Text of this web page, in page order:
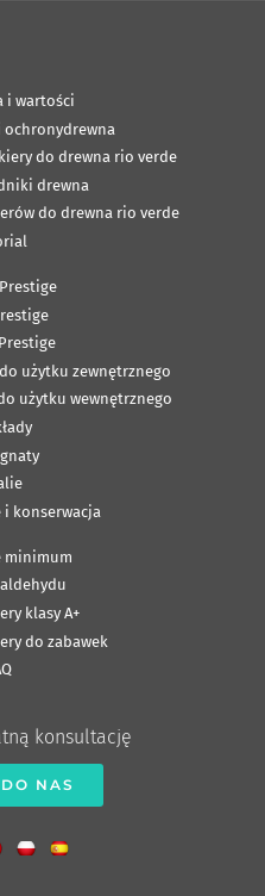
i wartości
do drewna rio verde
drewna
do drewna rio verde
użytku zewnętrznego
użytku wewnętrznego
i konserwacja
minimum
klasy A+
do zabawek
konsultację
NAS